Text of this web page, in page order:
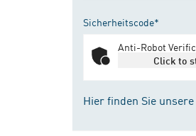
Sicherheitscode*
Anti-Robot
Click to
Hier finden Sie unsere